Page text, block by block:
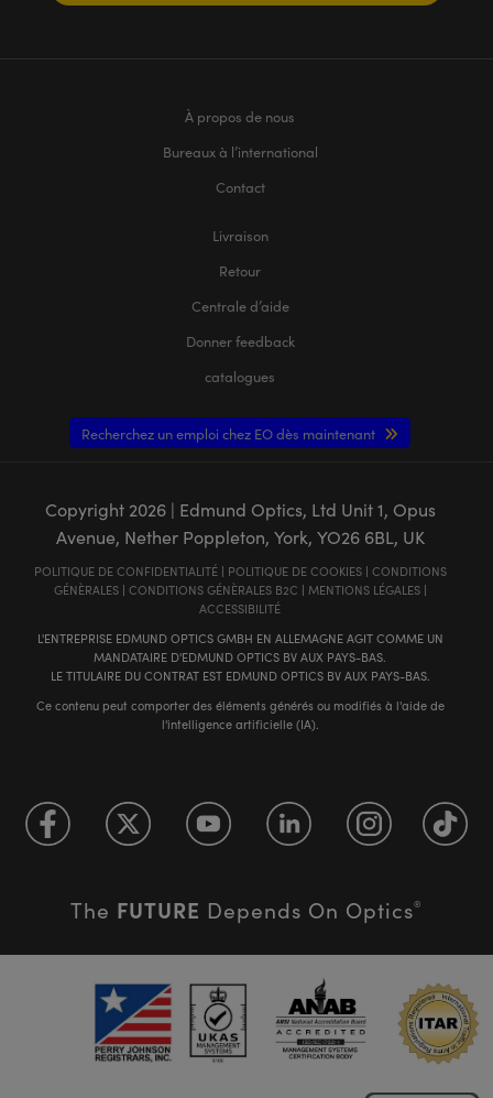
À propos de nous
Bureaux à l’international
Contact
Livraison
Retour
Centrale d’aide
Donner feedback
catalogues
Recherchez un emploi chez EO dès maintenant
Copyright 2026| Edmund Optics, Ltd Unit 1, Opus
Avenue, Nether Poppleton, York, YO26 6BL, UK
POLITIQUE DE CONFIDENTIALITÉ| POLITIQUE DE COOKIES| CONDITIONS
GÉNÈRALES| CONDITIONS GÉNÈRALES B2C | MENTIONS LÉGALES|
ACCESSIBILITÉ
L'ENTREPRISE EDMUND OPTICS GMBH EN ALLEMAGNE AGIT COMME UN
MANDATAIRE D'EDMUND OPTICS BV AUX PAYS-BAS.
LE TITULAIRE DU CONTRAT EST EDMUND OPTICS BV AUX PAYS-BAS.
Ce contenu peut comporter des éléments générés ou modifiés à l'aide de
l'intelligence artificielle (IA).
The FUTURE Depends On Optics®